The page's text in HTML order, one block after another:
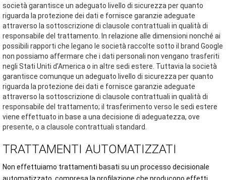
società garantisce un adeguato livello di sicurezza per quanto
riguarda la protezione dei dati e fornisce garanzie adeguate
attraverso la sottoscrizione di clausole contrattuali in qualità di
responsabile del trattamento. In relazione alle dimensioni nonché ai
possibili rapporti che legano le società raccolte sotto il brand Google
non possiamo affermare che i dati personali non vengano trasferiti
negli Stati Uniti d’America o in altre sedi estere. Tuttavia la società
garantisce comunque un adeguato livello di sicurezza per quanto
riguarda la protezione dei dati e fornisce garanzie adeguate
attraverso la sottoscrizione di clausole contrattuali in qualità di
responsabile del trattamento; il trasferimento verso le sedi estere
viene effettuato in base a una decisione di adeguatezza, ove
presente, o a clausole contrattuali standard.
TRATTAMENTI AUTOMATIZZATI
Non effettuiamo trattamenti basati su un processo decisionale